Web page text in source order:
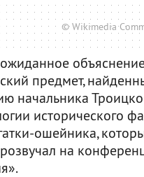
© Wikimedia
объяснение
предмет,
начальника
исторического
ошейника,
на